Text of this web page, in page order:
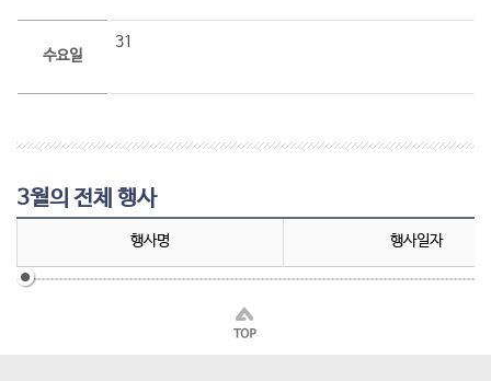
수요일
31
3월의 전체 행사
행사명 행사일자